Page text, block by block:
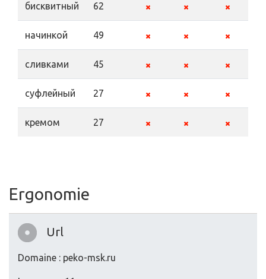
бисквитный 62
начинкой 49
сливками 45
суфлейный 27
кремом 27
Ergonomie
Url
Domaine : peko-msk.ru